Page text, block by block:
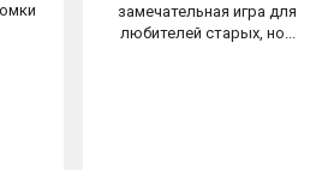
замечательная игра для
любителей старых, но...